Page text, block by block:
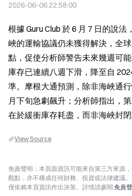
2026-06-06 22:58:00
根據 Guru Club 於 6 月 7 日的說
峽的運輸協議仍未獲得解決，全
點，促使分析師警告未來幾週可
庫存已連續八週下滑，降至自
準。摩根大通預測，除非海峽通
月下旬急劇飆升；分析師指出，
在於緩衝庫存耗盡，而非海峽封閉
View Source
免責聲明：本頁面資訊可能來自第三方來源
觀點，亦不構成任何財務、投資或法律建議
僅依賴本頁資訊作出決策。詳情請參閱 免責